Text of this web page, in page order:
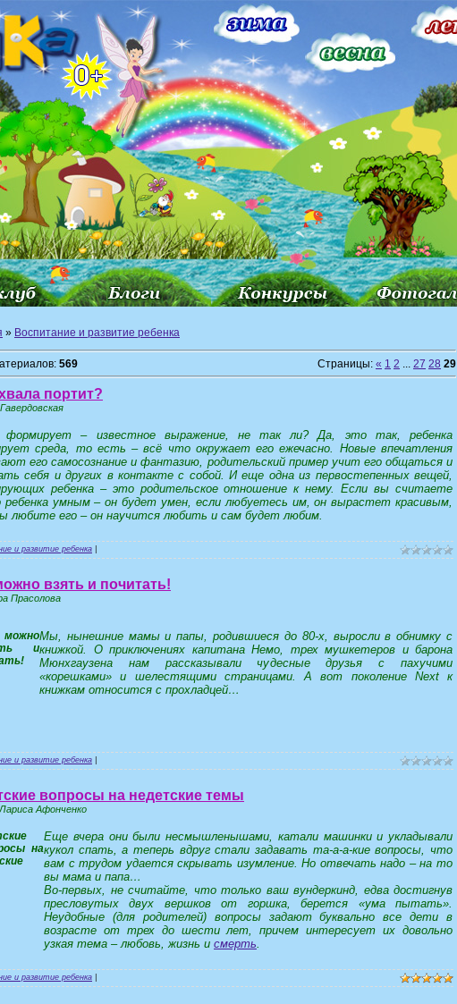
» Воспитание и развитие ребенка
569 Страницы: « 1 2 ... 27 28 29
портит?
формирует – известное выражение, не так ли? Да, это так, ребенка
среда, то есть – всё что окружает его ежечасно. Новые впечатления
его самосознание и фантазию, родительский пример учит его общаться и
себя и других в контакте с собой. И еще одна из первостепенных вещей,
ребенка – это родительское отношение к нему. Если вы считаете
ребенка умным – он будет умен, если любуетесь им, он вырастет красивым,
любите его – он научится любить и сам будет любим.
и развитие ребенка
взять и почитать!
Прасолова
Мы, нынешние мамы и папы, родившиеся до 80-х, выросли в обнимку с
книжкой. О приключениях капитана Немо, трех мушкетеров и барона
Мюнхгаузена нам рассказывали чудесные друзья с пахучими
«корешками» и шелестящими страницами. А вот поколение Next к
книжкам относится с прохладцей…
и развитие ребенка
вопросы на недетские темы
Афонченко
Еще вчера они были несмышленышами, катали машинки и укладывали
кукол спать, а теперь вдруг стали задавать та-а-а-кие вопросы, что
вам с трудом удается скрывать изумление. Но отвечать надо – на то
вы мама и папа…
Во-первых, не считайте, что только ваш вундеркинд, едва достигнув
пресловутых двух вершков от горшка, берется «ума пытать».
Неудобные (для родителей) вопросы задают буквально все дети в
возрасте от трех до шести лет, причем интересует их довольно
узкая тема – любовь, жизнь и смерть.
и развитие ребенка